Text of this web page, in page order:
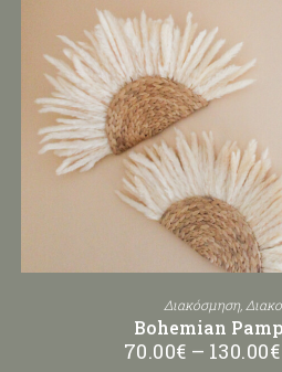
Διακόσμηση,
Bohemian
70.00€ – 130.00€